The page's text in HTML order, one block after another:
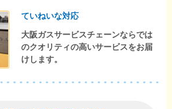
ていねいな対応
大阪ガスサービスチェーンならでは
のクオリティの高いサービスをお届
けします。